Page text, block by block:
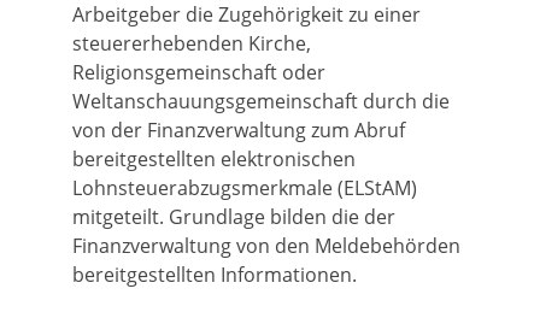
Arbeitgeber die Zugehörigkeit zu einer
steuererhebenden Kirche,
Religionsgemeinschaft oder
Weltanschauungsgemeinschaft durch die
von der Finanzverwaltung zum Abruf
bereitgestellten elektronischen
Lohnsteuerabzugsmerkmale (ELStAM)
mitgeteilt. Grundlage bilden die der
Finanzverwaltung von den Meldebehörden
bereitgestellten Informationen.